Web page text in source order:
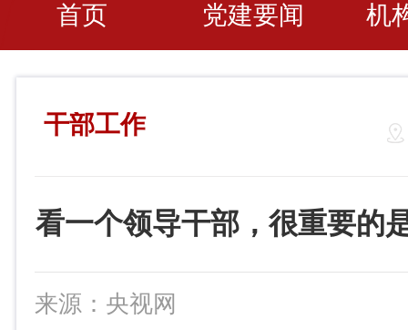
首页 党建要闻 机
干部工作
看一个领导干部，很重要的
来源：央视网